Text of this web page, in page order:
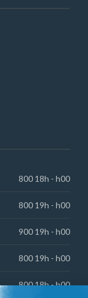
800 18h - h00
800 19h - h00
900 19h - h00
800 19h - h00
800 18h - h00